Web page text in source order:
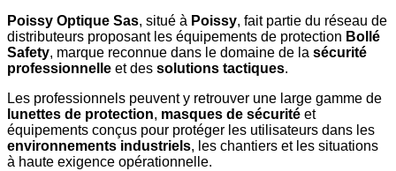
Poissy Optique Sas, situé à Poissy, fait partie du réseau de
distributeurs proposant les équipements de protection Bollé
Safety, marque reconnue dans le domaine de la sécurité
professionnelle et des solutions tactiques.
Les professionnels peuvent y retrouver une large gamme de
lunettes de protection, masques de sécurité et
équipements conçus pour protéger les utilisateurs dans les
environnements industriels, les chantiers et les situations
à haute exigence opérationnelle.